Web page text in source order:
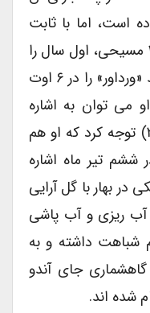
است، اما با ثابت
ارمنی در سنه ۱۰۸۴ مسیحی، اول سال را
در ۱۱ اوت (مرداد) گذاشتند و عید «ورداور» را در ۶ اوت
می توان به اشاره
نیز در آثارالباقیه (ص.۲۸۷) توجه کرد که او هم
تیر ماه اشاره
بهار با گل آرایی
ریزی و آب پاشی
داشته و به
جای آندو
شده اند.